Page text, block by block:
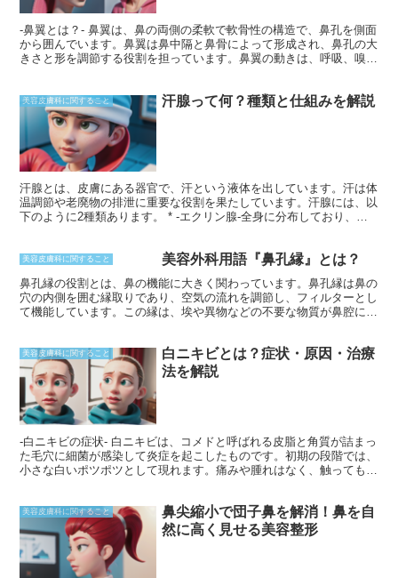
-鼻翼とは？- 鼻翼は、鼻の両側の柔軟で軟骨性の構造で、鼻孔を側面
から囲んでいます。鼻翼は鼻中隔と鼻骨によって形成され、鼻孔の大
きさと形を調節する役割を担っています。鼻翼の動きは、呼吸、嗅
ることで、怒り、驚き、喜び、軽蔑などの感情を表現することができ
ます。さらに、鼻翼は鼻腔への異物の侵入を防ぐフィルターとしても
機能します。
美容皮膚科に関すること 汗腺って何？種類と仕組みを解説
汗腺とは、皮膚にある器官で、汗という液体を出しています。汗は体
温調節や老廃物の排泄に重要な役割を果たしています。汗腺には、以
下のように2種類あります。 * -エクリン腺-全身に分布しており、無
美容皮膚科に関すること 美容外科用語『鼻孔縁』とは？
鼻孔縁の役割とは、鼻の機能に大きく関わっています。鼻孔縁は鼻の
穴の内側を囲む縁取りであり、空気の流れを調節し、フィルターとし
て機能しています。この縁は、埃や異物などの不要な物質が鼻腔に入
鼻茸や鼻中隔弯曲症などの鼻腔疾患によって変形することがありま
す。そのため、鼻孔縁の健康を維持することは呼吸器系の健康を維持
するために不可欠です。
美容皮膚科に関すること
白ニキビとは？症状・原因・治療
法を解説
-白ニキビの症状- 白ニキビは、コメドと呼ばれる皮脂と角質が詰まっ
た毛穴に細菌が感染して炎症を起こしたものです。初期の段階では、
小さな白いポツポツとして現れます。痛みや腫れはなく、触っても柔
腫れたりすることもあります。白ニキビは、顔、背中、胸など、皮脂
腺が多い部位に発生しやすいです。
美容皮膚科に関すること
鼻尖縮小で団子鼻を解消！鼻を自
然に高く見せる美容整形